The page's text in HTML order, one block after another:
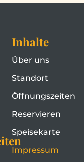
Inhalte
Über uns
Standort
Öffnungszeiten
Reservieren
Speisekarte
Impressum